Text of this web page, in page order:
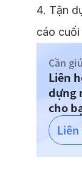
4. Tận
cáo
Cần
Liên
dựng
cho